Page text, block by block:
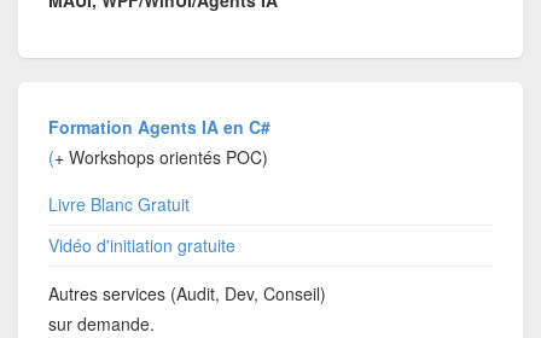
Formation Agents IA en C#
(+ Workshops orientés POC)
Livre Blanc Gratuit
Vidéo d'initiation gratuite
Autres services (Audit, Dev, Conseil)
sur demande.